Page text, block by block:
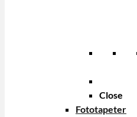
Close
Fototapeter